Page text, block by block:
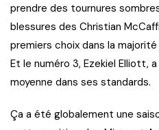
prendre des tournures
blessures des Christian
premiers choix dans la
Et le numéro 3, Ezekiel Elliott,
moyenne dans ses standards.
Ça a été globalement une